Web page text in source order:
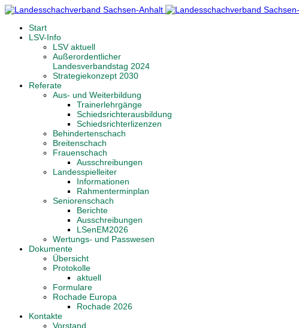
Start
LSV-Info
LSV aktuell
Außerordentlicher
Landesverbandstag 2024
Strategiekonzept 2030
Referate
Aus- und Weiterbildung
Trainerlehrgänge
Schiedsrichterausbildung
Schiedsrichterlizenzen
Behindertenschach
Breitenschach
Frauenschach
Ausschreibungen
Landesspielleiter
Informationen
Rahmenterminplan
Seniorenschach
Berichte
Ausschreibungen
LSenEM2026
Wertungs- und Passwesen
Dokumente
Übersicht
Protokolle
aktuell
Formulare
Rochade Europa
Rochade 2026
Kontakte
Vorstand